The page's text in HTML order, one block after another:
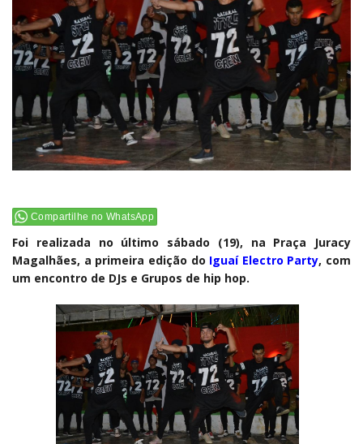
Compartilhe no WhatsApp
Foi realizada no último sábado (19), na Praça Juracy
Magalhães, a primeira edição do Iguaí Electro Party, com
um encontro de DJs e Grupos de hip hop.